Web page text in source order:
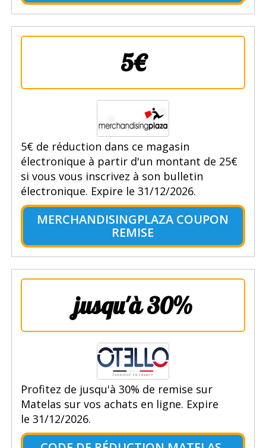
5€
5€ de réduction dans ce magasin
électronique à partir d'un montant de 25€
si vous vous inscrivez à son bulletin
électronique. Expire le 31/12/2026.
MERCHANDISINGPLAZA COUPON
REMISE
jusqu'à 30%
Profitez de jusqu'à 30% de remise sur
Matelas sur vos achats en ligne. Expire
le 31/12/2026.